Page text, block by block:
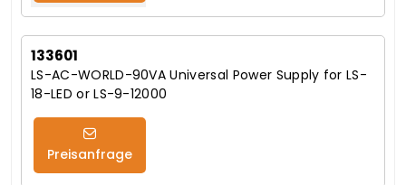
133601
LS-AC-WORLD-90VA Universal Power Supply for LS-
18-LED or LS-9-12000
Preisanfrage